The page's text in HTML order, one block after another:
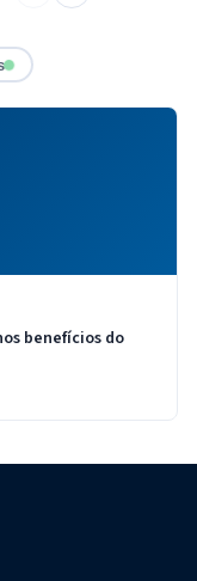
benefícios do